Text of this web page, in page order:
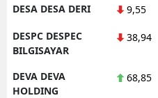
DESA DESA DERI 9,55
DESPC DESPEC
BILGISAYAR
38,94
DEVA DEVA
HOLDING
68,85